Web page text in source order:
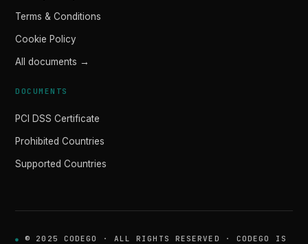
Terms & Conditions
Cookie Policy
All documents →
DOCUMENTS
PCI DSS Certificate
Prohibited Countries
Supported Countries
© 2025 CODEGO · ALL RIGHTS RESERVED · CODEGO IS